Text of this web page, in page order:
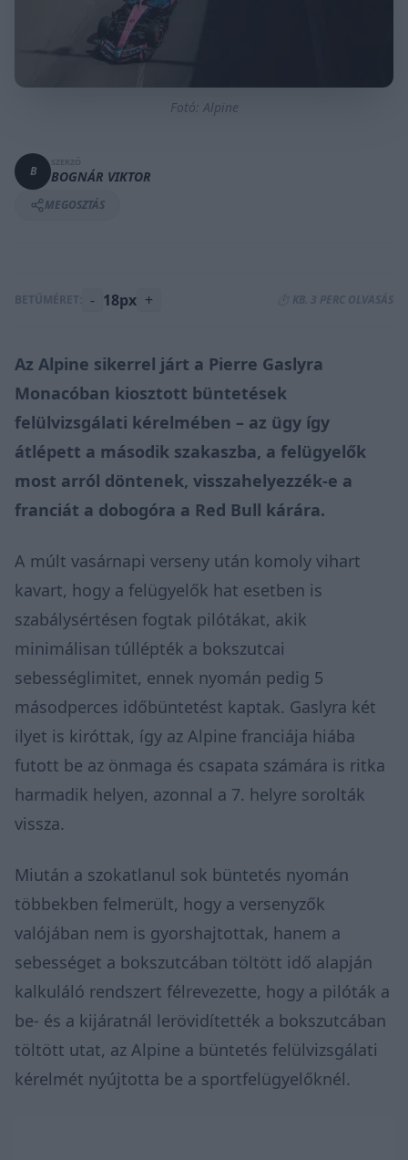
Fotó: Alpine
B BOGNÁR VIKTOR
MEGOSZTÁS
BETŰMÉRET: - 18px + ⏱️ KB. 3 PERC OLVASÁS
Az Alpine sikerrel járt a Pierre Gaslyra
Monacóban kiosztott büntetések
felülvizsgálati kérelmében – az ügy így
átlépett a második szakaszba, a felügyelők
most arról döntenek, visszahelyezzék-e a
franciát a dobogóra a Red Bull kárára.
A múlt vasárnapi verseny után komoly vihart
kavart, hogy a felügyelők hat esetben is
szabálysértésen fogtak pilótákat, akik
minimálisan túllépték a bokszutcai
sebességlimitet, ennek nyomán pedig 5
másodperces időbüntetést kaptak. Gaslyra két
ilyet is kiróttak, így az Alpine franciája hiába
futott be az önmaga és csapata számára is ritka
harmadik helyen, azonnal a 7. helyre sorolták
vissza.
Miután a szokatlanul sok büntetés nyomán
többekben felmerült, hogy a versenyzők
valójában nem is gyorshajtottak, hanem a
sebességet a bokszutcában töltött idő alapján
kalkuláló rendszert félrevezette, hogy a pilóták a
be- és a kijáratnál lerövidítették a bokszutcában
töltött utat, az Alpine a büntetés felülvizsgálati
kérelmét nyújtotta be a sportfelügyelőknél.